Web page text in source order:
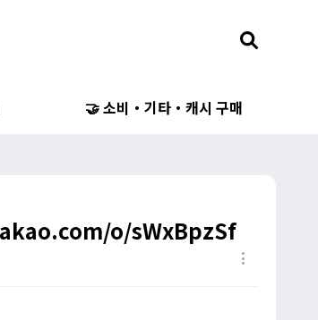
🤝 소비・기타・캐시 구매
o/sWxBpzSf